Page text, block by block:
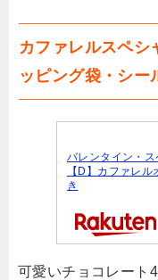
カファレルスペシ
ッピング袋・シー
バレンタイン・
【D】カファレ
き
可愛いチョコレート